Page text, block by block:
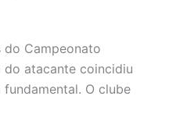
do Campeonato
do atacante coincidiu
O clube